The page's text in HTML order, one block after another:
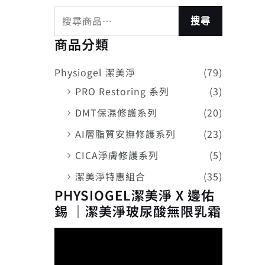
搜尋
商品分類
Physiogel 潔美淨
(79)
PRO Restoring 系列
(3)
DMT保濕修護系列
(20)
AI層脂質安撫修護系列
(23)
CICA淨膚修護系列
(5)
潔美淨特惠組合
(35)
PHYSIOGEL潔美淨 X 邊佑
錫 ｜潔美淨玻尿酸無限乳霜